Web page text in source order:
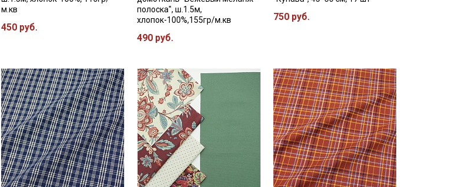
м.кв
450 руб.
полоска", ш.1.5м,
хлопок-100%,155гр/м.кв
490 руб.
750 руб.